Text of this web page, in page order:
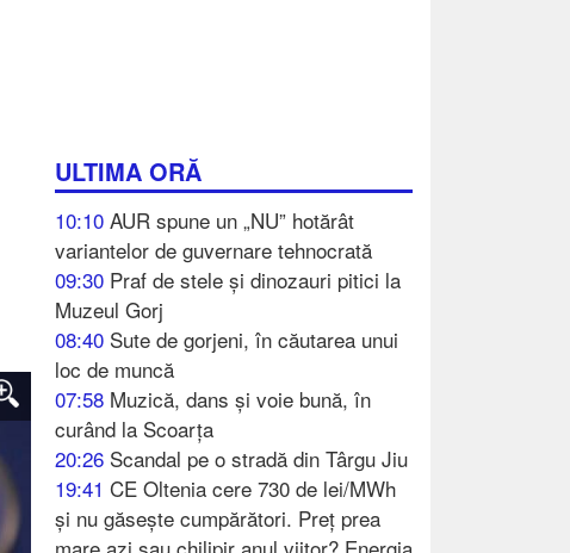
ULTIMA ORĂ
10:10 AUR spune un „NU” hotărât
variantelor de guvernare tehnocrată
09:30 Praf de stele și dinozauri pitici la
Muzeul Gorj
08:40 Sute de gorjeni, în căutarea unui
loc de muncă
07:58 Muzică, dans și voie bună, în
curând la Scoarța
20:26 Scandal pe o stradă din Târgu Jiu
19:41 CE Oltenia cere 730 de lei/MWh
și nu găsește cumpărători. Preț prea